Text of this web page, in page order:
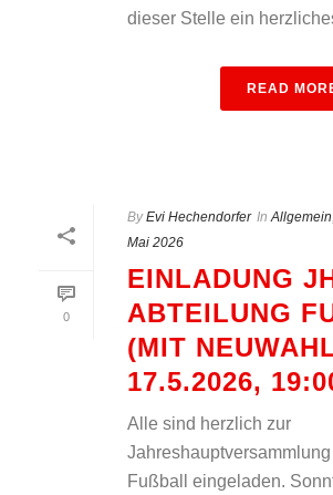
dieser Stelle ein
READ
0
By Evi Hechendorfer In Allgemein
Mai 2026
EINLADUNG
ABTEILUNG
MIT
7.5.2026, 19:00
Alle sind herzlich zur
Fußball eingeladen.